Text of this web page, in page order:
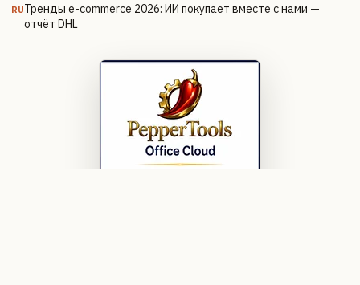
RUТренды e-commerce 2026: ИИ покупает вместе с нами —
отчёт DHL